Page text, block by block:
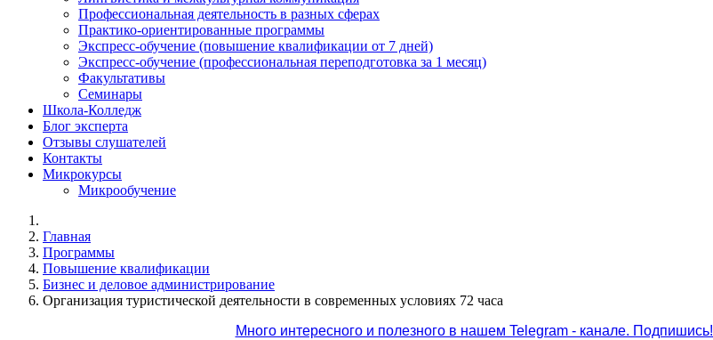
Профессиональная деятельность в разных сферах
Практико-ориентированные программы
Экспресс-обучение (повышение квалификации от 7 дней)
Экспресс-обучение (профессиональная переподготовка за 1 месяц)
Факультативы
Семинары
Школа-Колледж
Блог эксперта
Отзывы слушателей
Контакты
Микрокурсы
Микрообучение
Главная
Программы
Повышение квалификации
Бизнес и деловое администрирование
Организация туристической деятельности в современных условиях 72 часа
Много интересного и полезного в нашем Telegram - канале. Подпишись!